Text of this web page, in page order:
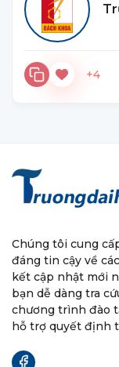
+4
Chúng tôi cung
đáng tin cậy về
kết cập nhật mới
bạn dễ dàng tra
chương trình đào
hỗ trợ quyết định